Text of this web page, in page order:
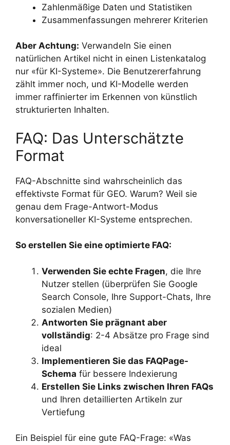
Zahlenmäßige Daten und Statistiken
Zusammenfassungen mehrerer Kriterien
Aber Achtung: Verwandeln Sie einen
natürlichen Artikel nicht in einen Listenkatalog
nur «für KI-Systeme». Die Benutzererfahrung
zählt immer noch, und KI-Modelle werden
immer raffinierter im Erkennen von künstlich
strukturierten Inhalten.
FAQ: Das Unterschätzte
Format
FAQ-Abschnitte sind wahrscheinlich das
effektivste Format für GEO. Warum? Weil sie
genau dem Frage-Antwort-Modus
konversationeller KI-Systeme entsprechen.
So erstellen Sie eine optimierte FAQ:
Verwenden Sie echte Fragen, die Ihre
Nutzer stellen (überprüfen Sie Google
Search Console, Ihre Support-Chats, Ihre
sozialen Medien)
Antworten Sie prägnant aber
vollständig: 2-4 Absätze pro Frage sind
ideal
Implementieren Sie das FAQPage-
Schema für bessere Indexierung
Erstellen Sie Links zwischen Ihren FAQs
und Ihren detaillierten Artikeln zur
Vertiefung
Ein Beispiel für eine gute FAQ-Frage: «Was